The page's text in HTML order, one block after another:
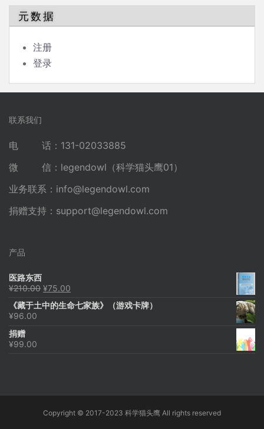
元数据
注册
登录
联系我们
电 话：131-02033885
微 信：legendowl（科学猫头鹰01）
业务联系： info@legendowl.com
捐赠支持： support@legendowl.com
产品
医路东西
¥210.00 原
为：
¥75.00
价
《藏于土中的生命七家族》（游戏卡牌）
¥96.00
捐赠
¥99.00
Copyright © 2017-2023 科学猫头鹰 All rights reserved